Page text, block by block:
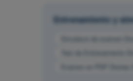
Entrenamiento y
Simulacro de examen
Test de Entrenamiento
Examen en PDF Drones